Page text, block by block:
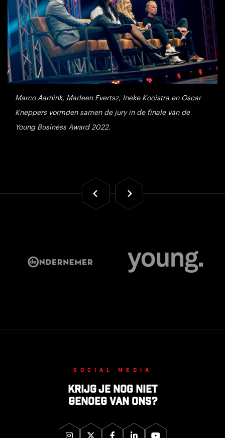
Marco Aarnink, Marleen Evertsz, Ineke Kooistra en Oscar
Kneppers vormden samen de jury in de finale van de
Young Business Award 2022.
Social media
Krijg je nog niet
genoeg van ons?